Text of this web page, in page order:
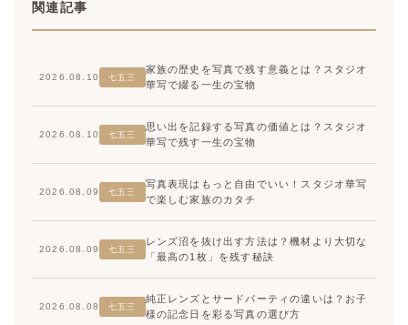
関連記事
2026.08.10 七五三
家族の歴史を写真で残す意義とは？スタジオ
華写で綴る一生の宝物
2026.08.10 七五三
思い出を記録する写真の価値とは？スタジオ
華写で残す一生の宝物
2026.08.09 七五三
写真表現はもっと自由でいい！スタジオ華写
で楽しむ家族のカタチ
2026.08.09 七五三
レンズ沼を抜け出す方法は？機材より大切な
「最高の1枚」を残す秘訣
2026.08.08 七五三
純正レンズとサードパーティの違いは？お子
様の記念日を彩る写真の選び方